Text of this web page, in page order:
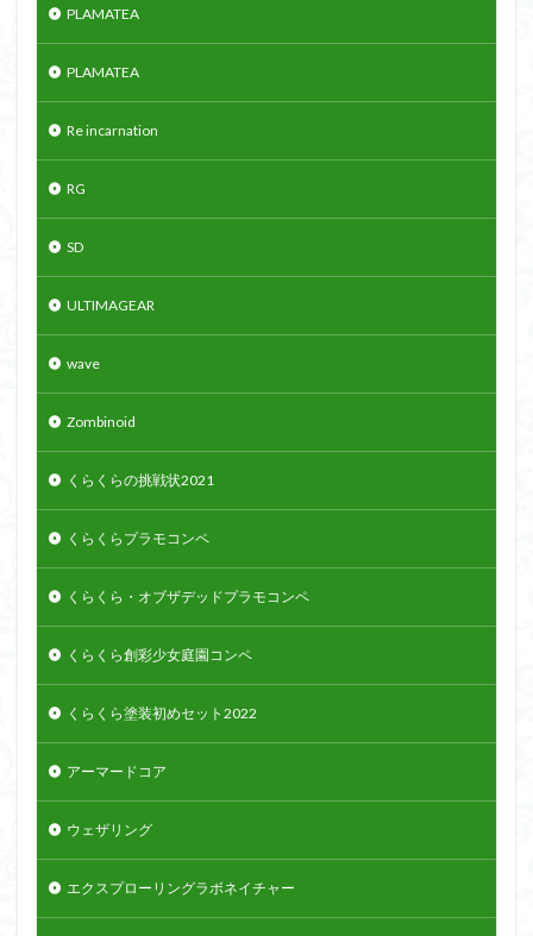
PLAMATEA
PLAMATEA
Re incarnation
RG
SD
ULTIMAGEAR
wave
Zombinoid
くらくらの挑戦状2021
くらくらプラモコンペ
くらくら・オブザデッドプラモコンペ
くらくら創彩少女庭園コンペ
くらくら塗装初めセット2022
アーマードコア
ウェザリング
エクスプローリングラボネイチャー